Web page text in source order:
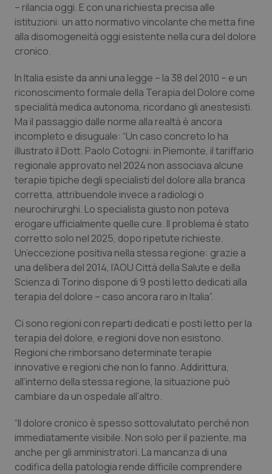
Lazio
Liguria
Lombardia
Marche
Molise
Piemonte
Provincia Autonoma di Bolzano
Provincia Autonoma di Trento
Puglia
Sardegna
Sicilia
Toscana
Umbria
Valle D’Aosta
Veneto
Diabete & glucometri
Disturbi dell’umore
Dolore
Donna & Salute
Epatiti
HIV
Infezioni & Febbre
Ipertensione & Scompenso
Malattie rare
Malattia di Crohn & Rettocolite Ulcerosa
Neuroscienze & patologie neurodegenerative
Obesità
Oftalmologia
Oncodermatologia
Oncoematologia
– rilancia oggi. E con una richiesta precisa alle
istituzioni: un atto normativo vincolante che metta fine
alla disomogeneità oggi esistente nella cura del dolore
cronico.
In Italia esiste da anni una legge – la 38 del 2010 – e un
riconoscimento formale della Terapia del Dolore come
specialità medica autonoma, ricordano gli anestesisti.
Ma il passaggio dalle norme alla realtà è ancora
incompleto e disuguale: “Un caso concreto lo ha
illustrato il Dott. Paolo Cotogni: in Piemonte, il tariffario
regionale approvato nel 2024 non associava alcune
terapie tipiche degli specialisti del dolore alla branca
corretta, attribuendole invece a radiologi o
neurochirurghi. Lo specialista giusto non poteva
erogare ufficialmente quelle cure. Il problema è stato
corretto solo nel 2025, dopo ripetute richieste.
Un’eccezione positiva nella stessa regione: grazie a
una delibera del 2014, l’AOU Città della Salute e della
Scienza di Torino dispone di 9 posti letto dedicati alla
terapia del dolore – caso ancora raro in Italia”.
Ci sono regioni con reparti dedicati e posti letto per la
terapia del dolore, e regioni dove non esistono.
Regioni che rimborsano determinate terapie
innovative e regioni che non lo fanno. Addirittura,
all’interno della stessa regione, la situazione può
cambiare da un ospedale all’altro.
“Il dolore cronico è spesso sottovalutato perché non
immediatamente visibile. Non solo per il paziente, ma
anche per gli amministratori. La mancanza di una
codifica della patologia rende difficile comprendere